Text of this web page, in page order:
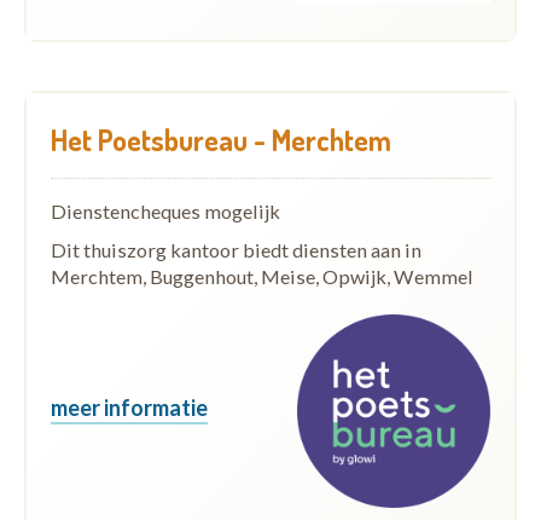
Het Poetsbureau - Merchtem
Dienstencheques mogelijk
Dit thuiszorg kantoor biedt diensten aan in
Merchtem, Buggenhout, Meise, Opwijk, Wemmel
meer informatie